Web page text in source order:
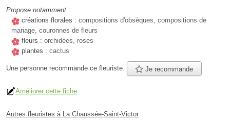
Propose notamment :
créations florales : compositions d'obsèques, compositions de
mariage, couronnes de fleurs
fleurs : orchidées, roses
plantes : cactus
Une personne recommande ce fleuriste. Je recommande
Améliorer cette fiche
Autres fleuristes à La Chaussée-Saint-Victor